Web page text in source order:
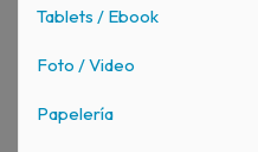
Tablets / Ebook
Foto / Video
Papelería